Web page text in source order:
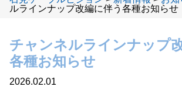
ルラインナップ改編に伴う各種お知らせ
チャンネルラインナップ
各種お知らせ
2026.02.01